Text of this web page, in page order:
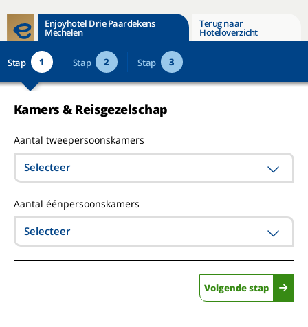
Enjoyhotel Drie Paardekens
Mechelen
Terug naar
Hoteloverzicht
Stap 1 Stap 2 Stap 3
Kamers & Reisgezelschap
Aantal tweepersoonskamers
Selecteer
Aantal éénpersoonskamers
Selecteer
Volgende stap